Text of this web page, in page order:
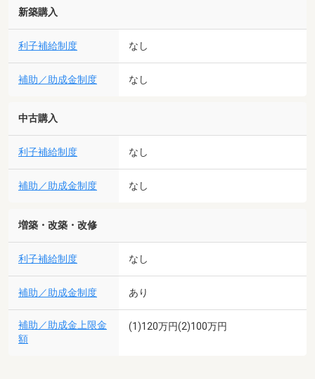
新築購入
利子補給制度 なし
補助／助成金制度 なし
中古購入
利子補給制度 なし
補助／助成金制度 なし
増築・改築・改修
利子補給制度 なし
補助／助成金制度 あり
補助／助成金上限金
額
(1)120万円(2)100万円